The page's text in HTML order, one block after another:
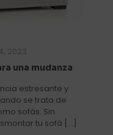
2023
una mudanza
estresante y
se trata de
sofás. Sin
tu sofá […]